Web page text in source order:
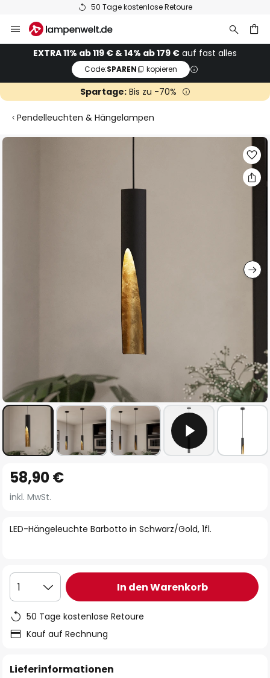
50 Tage kostenlose Retoure
Inhalt
springenEXTRA 11% ab 119 € & 14% ab 179 € auf fast alles
Code:SPAREN kopieren
Spartage:Bis zu -70%
Pendelleuchten & Hängelampen
Zum
Anfang
der
springen
LED-Hängeleuchte Barbotto in Schwarz/Gold, 1fl.
58,90 €
inkl. MwSt.
1 In den Warenkorb
50 Tage kostenlose Retoure
Kauf auf Rechnung
Lieferinformationen